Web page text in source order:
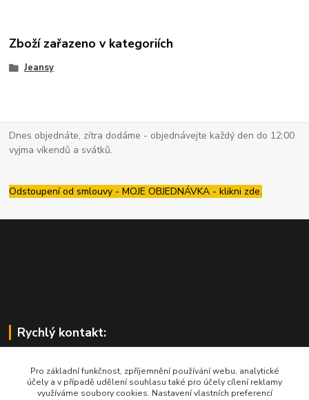
Zboží zařazeno v kategoriích
Jeansy
Dnes objednáte, zítra dodáme - objednávejte každý den do 12:00
vyjma víkendů a svátků.
Odstoupení od smlouvy - MOJE OBJEDNÁVKA - klikni zde.
Rychlý kontakt:
Pro základní funkčnost, zpříjemnění používání webu, analytické
účely a v případě udělení souhlasu také pro účely cílení reklamy
využíváme soubory cookies. Nastavení vlastních preferencí